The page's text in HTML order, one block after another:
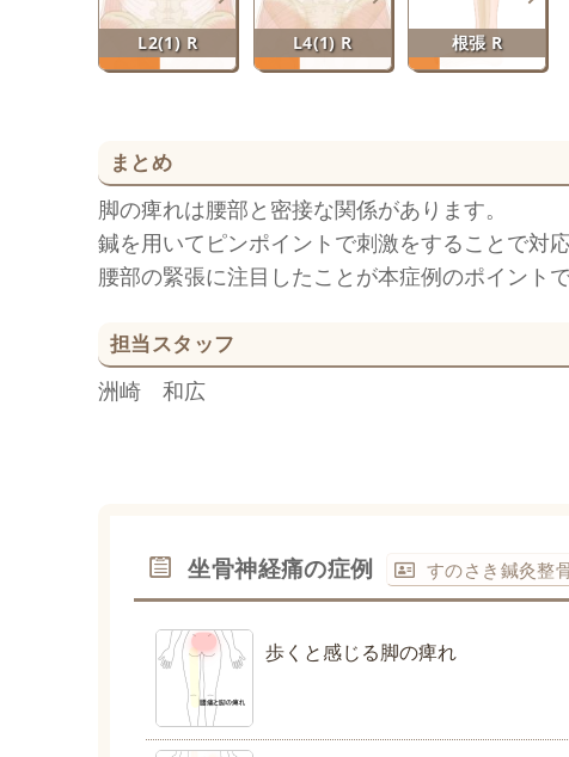
L2(1) R L4(1) R 根張 R
まとめ
脚の痺れは腰部と密接な関係があります。
鍼を用いてピンポイントで刺激をすることで対
腰部の緊張に注目したことが本症例のポイントで
担当スタッフ
洲崎 和広
坐骨神経痛の症例 すのさき鍼灸整
歩くと感じる脚の痺れ